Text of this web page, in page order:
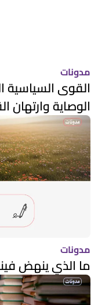
مدونات
القوى السياسية
الوصاية وارتهان
مدونات
ما الذي ينهض